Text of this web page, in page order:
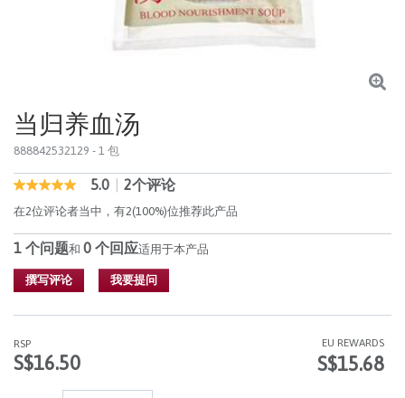
当归养血汤
888842532129 - 1 包
3.7 out of 5 Customer Rating
5.0
out
of
5
stars,
rating
value.
同
样
5.0 2个评论
在2位评论者当中，有2(100%)位推荐此产品
1 个问题和 0 个回应适用于本产品
撰写评论 我要提问
RSP
S$16.50
EU REWARDS
S$15.68